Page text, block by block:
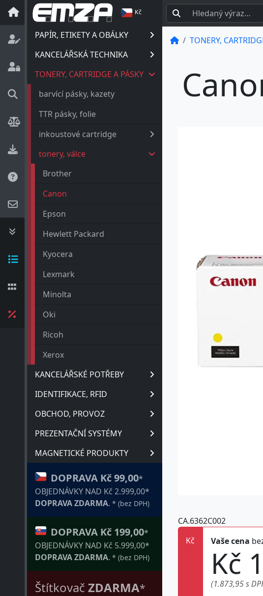
Kč
PAPÍR, ETIKETY A OBÁLKY
KANCELÁŘSKÁ TECHNIKA
TONERY, CARTRIDGE A PÁSKY
barvící pásky, kazety
TTR pásky, folie
inkoustové cartridge
tonery, válce
Brother
Canon
Epson
Hewlett Packard
Kyocera
Lexmark
Minolta
Oki
Ricoh
Xerox
KANCELÁŘSKÉ POTŘEBY
IDENTIFIKACE, RFID
OBCHOD, PROVOZ
PREZENTAČNÍ SYSTÉMY
MAGNETICKÉ PRODUKTY
DOPRAVA Kč 99,00*
OBJEDNÁVKY NAD Kč 2.999,00*
DOPRAVA ZDARMA. * (bez DPH)
DOPRAVA Kč 199,00*
OBJEDNÁVKY NAD Kč 5.999,00*
DOPRAVA ZDARMA. * (bez DPH)
Štítkovač ZDARMA*
TONERY,
CA.6362C002
Kč
Vaše cena
Kč
(1.873,95 s